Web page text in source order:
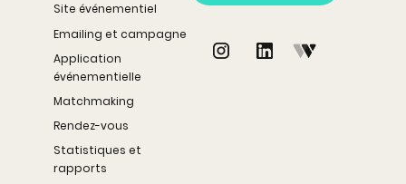
Site événementiel
Emailing et campagne
Application
événementielle
Matchmaking
Rendez-vous
Statistiques et
rapports